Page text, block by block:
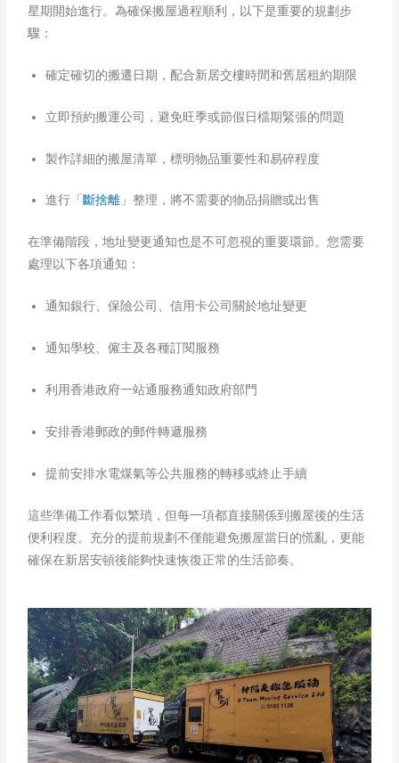
星期開始進行。為確保搬屋過程順利，以下是重要的規劃步
驟：​
確定確切的搬遷日期，配合新居交樓時間和舊居租約期限
立即預約搬運公司，避免旺季或節假日檔期緊張的問題
製作詳細的搬屋清單，標明物品重要性和易碎程度​
進行「 斷捨離 」整理，將不需要的物品捐贈或出售​
在準備階段，地址變更通知也是不可忽視的重要環節。您需要
處理以下各項通知：
通知銀行、保險公司、信用卡公司關於地址變更
通知學校、僱主及各種訂閱服務
利用香港政府一站通服務通知政府部門​
安排香港郵政的郵件轉遞服務
提前安排水電煤氣等公共服務的轉移或終止手續​
這些準備工作看似繁瑣，但每一項都直接關係到搬屋後的生活
便利程度。充分的提前規劃不僅能避免搬屋當日的慌亂，更能
確保在新居安頓後能夠快速恢復正常的生活節奏。